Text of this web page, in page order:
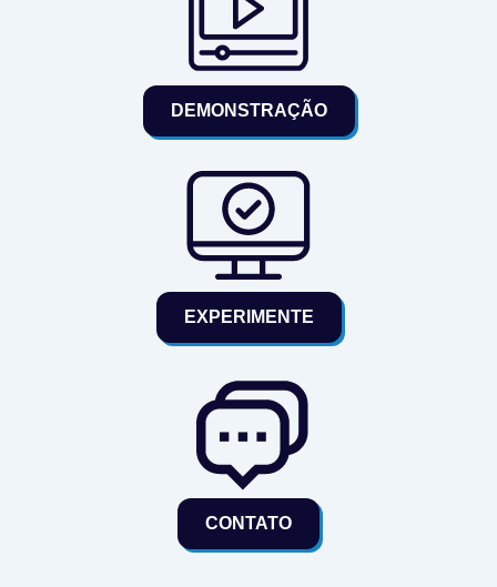
DEMONSTRAÇÃO
EXPERIMENTE
CONTATO